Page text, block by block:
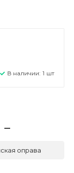
В наличии: 1 шт
оправа